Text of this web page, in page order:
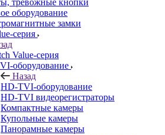
тревожные кнопки
оборудование
замки
серия
Value-серия
оборудование
Назад
HD-TVI-оборудование
HD-TVI видеорегистраторы
Компактные камеры
Купольные камеры
Панорамные камеры